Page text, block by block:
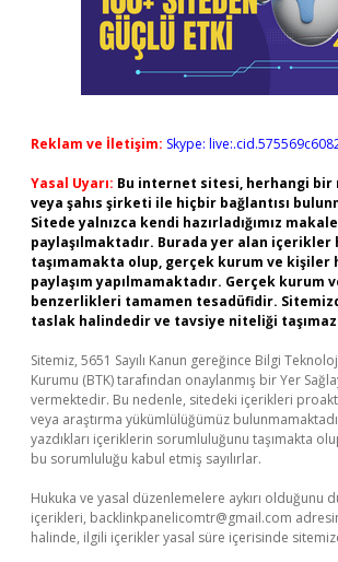
Reklam ve İletişim: Skype:
Yasal Uyarı: Bu internet sitesi, herhangi bir
veya şahıs şirketi ile hiçbir bağlantısı
Sitede yalnızca kendi hazırladığımız
paylaşılmaktadır. Burada yer alan
taşımamakta olup, gerçek kurum ve kişiler
paylaşım yapılmamaktadır. Gerçek kurum
benzerlikleri tamamen tesadüfidir.
taslak halindedir ve tavsiye niteliği
Sitemiz, 5651 Sayılı Kanun gereğince Bilgi
Kurumu (BTK) tarafından onaylanmış bir Yer
vermektedir. Bu nedenle, sitedeki içerikleri
veya araştırma yükümlülüğümüz
yazdıkları içeriklerin sorumluluğunu taşımakta
bu sorumluluğu kabul etmiş sayılırlar.
Hukuka ve yasal düzenlemelere aykırı olduğunu
içerikleri, backlinkpanelicomtr@gmail.com
halinde, ilgili içerikler yasal süre içerisinde